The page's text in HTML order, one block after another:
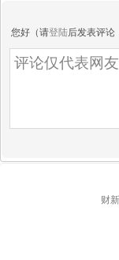
您好（请登陆后发表评论
财